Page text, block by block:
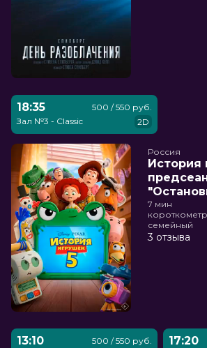
18:35
Зал №3 - Classic
500 / 550 руб.
2D
Россия
История
7 мин
семейный
3 отзыва
13:10 500 / 550 руб. 17:20